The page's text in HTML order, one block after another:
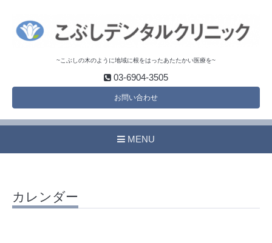
~こぶしの木のように地域に根をはったあたたかい医療を~
03-6904-3505
お問い合わせ
MENU
カレンダー